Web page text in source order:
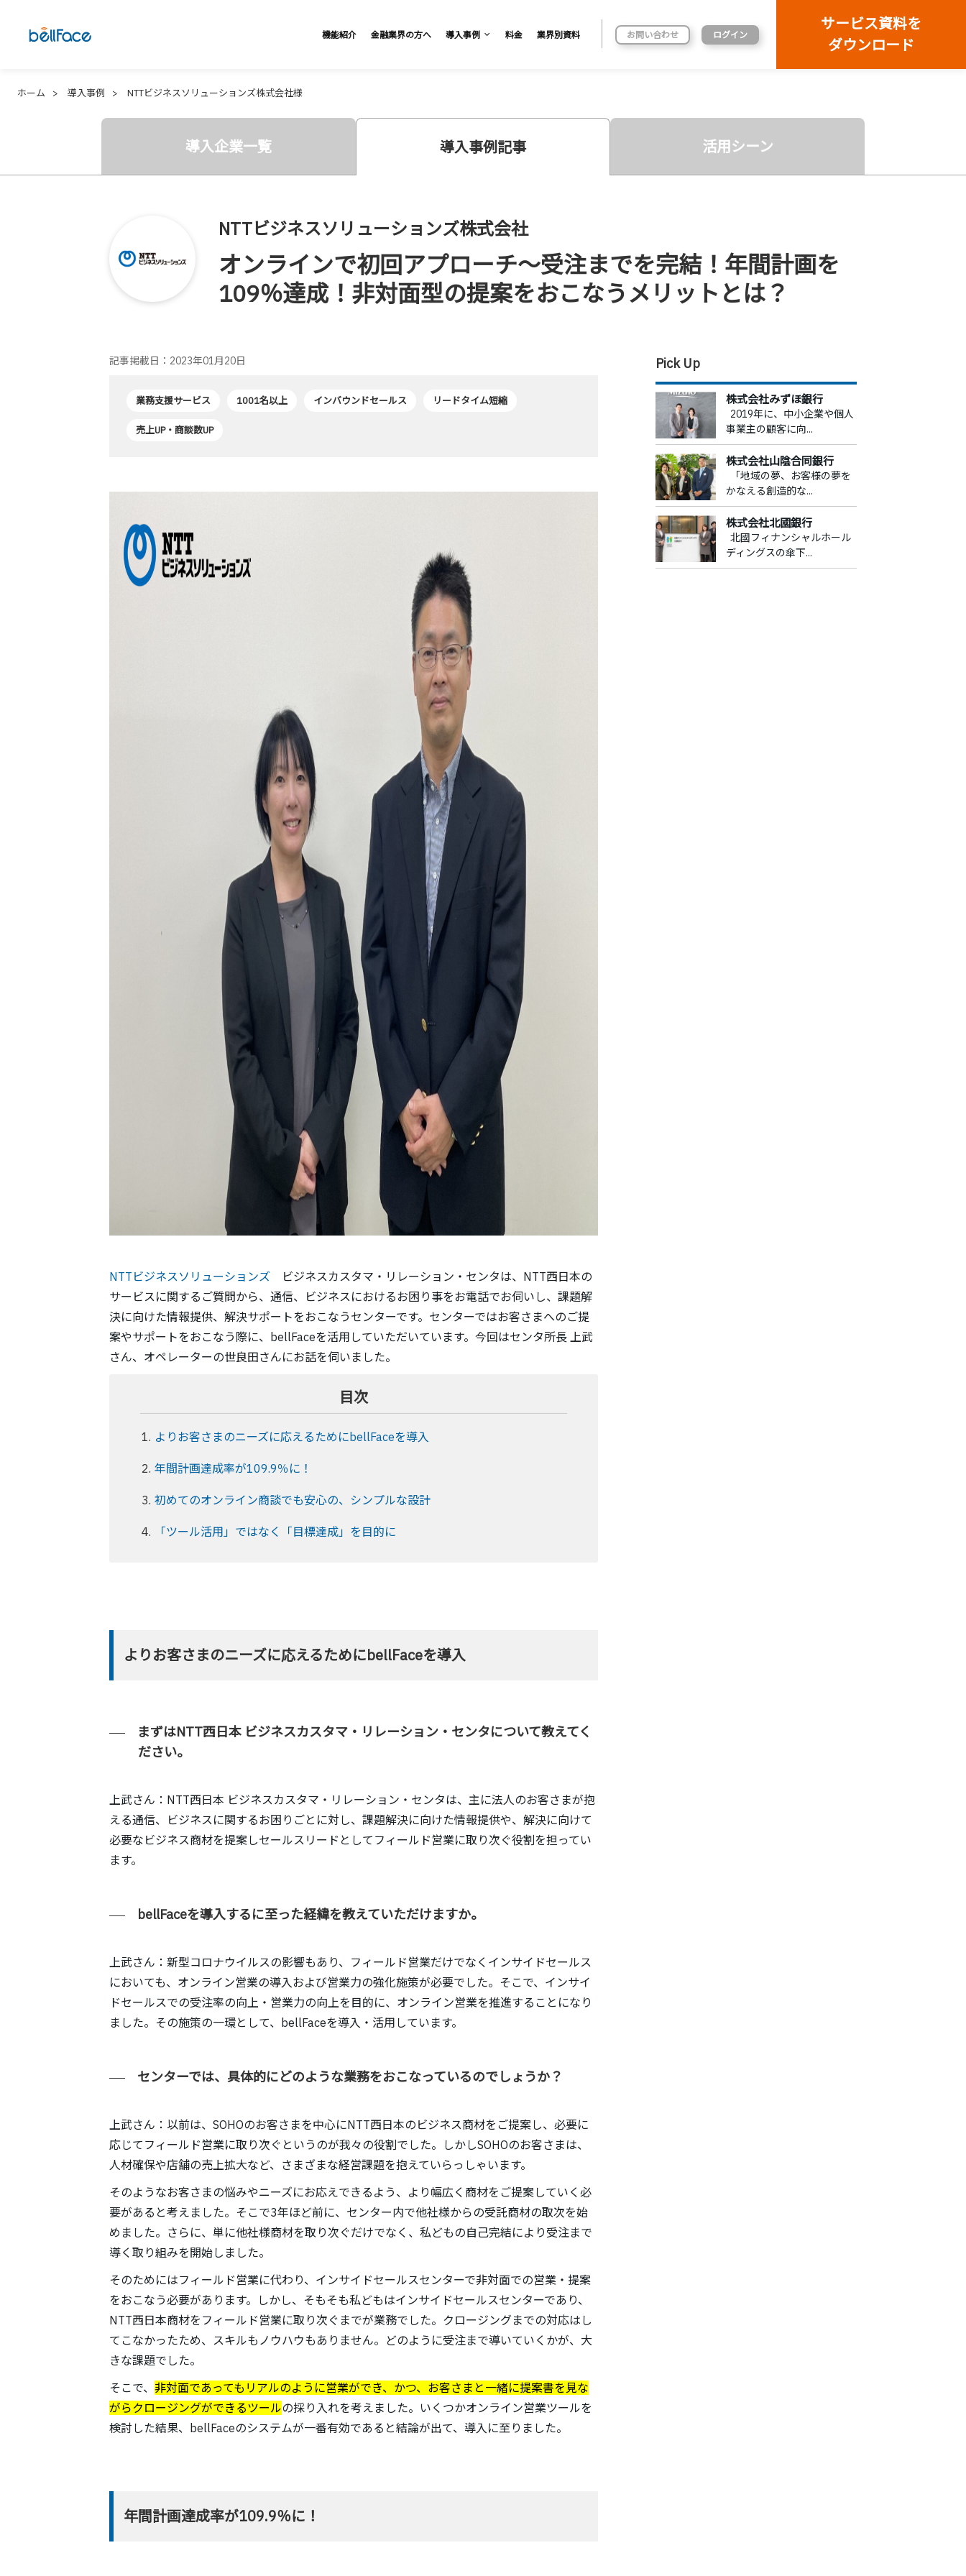
機能紹介 金融業界の方へ 導入事例 料金 業界別資料 お問い合わせ ログイン
サービス資料を
ダウンロード
ホーム 導入事例 NTTビジネスソリューションズ株式会社様
導入企業一覧 導入事例記事 活用シーン
NTTビジネスソリューションズ株式会社
オンラインで初回アプローチ〜受注までを完結！年間計画を
109％達成！非対面型の提案をおこなうメリットとは？
記事掲載日：2023年01月20日
業務支援サービス 1001名以上 インバウンドセールス リードタイム短縮
売上UP・商談数UP
NTTビジネスソリューションズ ビジネスカスタマ・リレーション・センタは、NTT西日本の
サービスに関するご質問から、通信、ビジネスにおけるお困り事をお電話でお伺いし、課題解
決に向けた情報提供、解決サポートをおこなうセンターです。センターではお客さまへのご提
案やサポートをおこなう際に、bellFaceを活用していただいています。今回はセンタ所長 上武
さん、オペレーターの世良田さんにお話を伺いました。
目次
よりお客さまのニーズに応えるためにbellFaceを導入
年間計画達成率が109.9％に！
初めてのオンライン商談でも安心の、シンプルな設計
「ツール活用」ではなく「目標達成」を目的に
よりお客さまのニーズに応えるためにbellFaceを導入
まずはNTT西日本 ビジネスカスタマ・リレーション・センタについて教えてく
ださい。
上武さん：NTT西日本 ビジネスカスタマ・リレーション・センタは、主に法人のお客さまが抱
える通信、ビジネスに関するお困りごとに対し、課題解決に向けた情報提供や、解決に向けて
必要なビジネス商材を提案しセールスリードとしてフィールド営業に取り次ぐ役割を担ってい
ます。
bellFaceを導入するに至った経緯を教えていただけますか。
上武さん：新型コロナウイルスの影響もあり、フィールド営業だけでなくインサイドセールス
においても、オンライン営業の導入および営業力の強化施策が必要でした。そこで、インサイ
ドセールスでの受注率の向上・営業力の向上を目的に、オンライン営業を推進することになり
ました。その施策の一環として、bellFaceを導入・活用しています。
センターでは、具体的にどのような業務をおこなっているのでしょうか？
上武さん：以前は、SOHOのお客さまを中心にNTT西日本のビジネス商材をご提案し、必要に
応じてフィールド営業に取り次ぐというのが我々の役割でした。しかしSOHOのお客さまは、
人材確保や店舗の売上拡大など、さまざまな経営課題を抱えていらっしゃいます。
そのようなお客さまの悩みやニーズにお応えできるよう、より幅広く商材をご提案していく必
要があると考えました。そこで3年ほど前に、センター内で他社様からの受託商材の取次を始
めました。さらに、単に他社様商材を取り次ぐだけでなく、私どもの自己完結により受注まで
導く取り組みを開始しました。
そのためにはフィールド営業に代わり、インサイドセールスセンターで非対面での営業・提案
をおこなう必要があります。しかし、そもそも私どもはインサイドセールスセンターであり、
NTT西日本商材をフィールド営業に取り次ぐまでが業務でした。クロージングまでの対応はし
てこなかったため、スキルもノウハウもありません。どのように受注まで導いていくかが、大
きな課題でした。
そこで、 非対面であってもリアルのように営業ができ、かつ、お客さまと一緒に提案書を見な
がらクロージングができるツールの採り入れを考えました。いくつかオンライン営業ツールを
検討した結果、bellFaceのシステムが一番有効であると結論が出て、導入に至りました。
年間計画達成率が109.9％に！
Pick Up
株式会社みずほ銀行
2019年に、中小企業や個人
事業主の顧客に向...
株式会社山陰合同銀行
「地域の夢、お客様の夢を
かなえる創造的な...
株式会社北國銀行
北國フィナンシャルホール
ディングスの傘下...